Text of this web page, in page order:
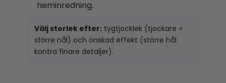
heminredning.
Välj storlek efter: tygtjocklek (tjockare =
större nål) och önskad effekt (större hål
kontra finare detaljer).